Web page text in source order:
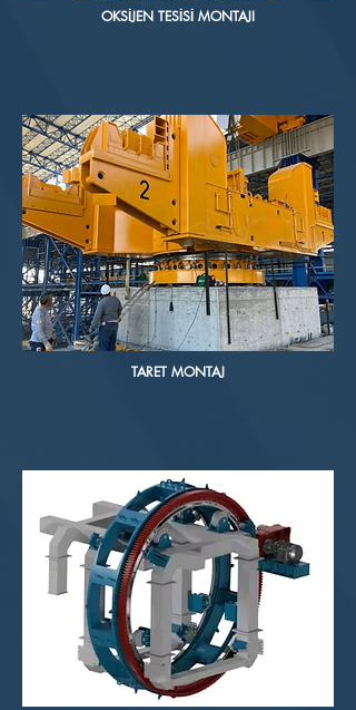
OKSİJEN TESİSİ MONTAJI
TARET MONTAJ